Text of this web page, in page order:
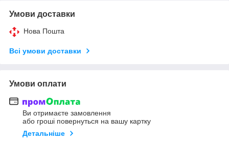
Умови доставки
Нова Пошта
Всі умови доставки
Умови оплати
Ви отримаєте замовлення
або гроші повернуться на вашу картку
Детальніше